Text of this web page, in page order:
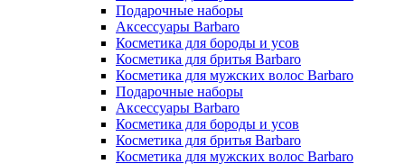
Подарочные наборы
Аксессуары Barbaro
Косметика для бороды и усов
Косметика для бритья Barbaro
Косметика для мужских волос Barbaro
Подарочные наборы
Аксессуары Barbaro
Косметика для бороды и усов
Косметика для бритья Barbaro
Косметика для мужских волос Barbaro